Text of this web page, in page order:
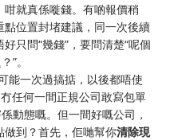
就真係嘥錢。有啲報價稍
位置封堵建議，同一次後續
只問“幾錢”，要問清楚“呢個
”。
能一次過搞掂，以後都唔使
任何一間正規公司敢寫包單
動態嘅。但一間好嘅公司，
到？首先，佢哋幫你清除現